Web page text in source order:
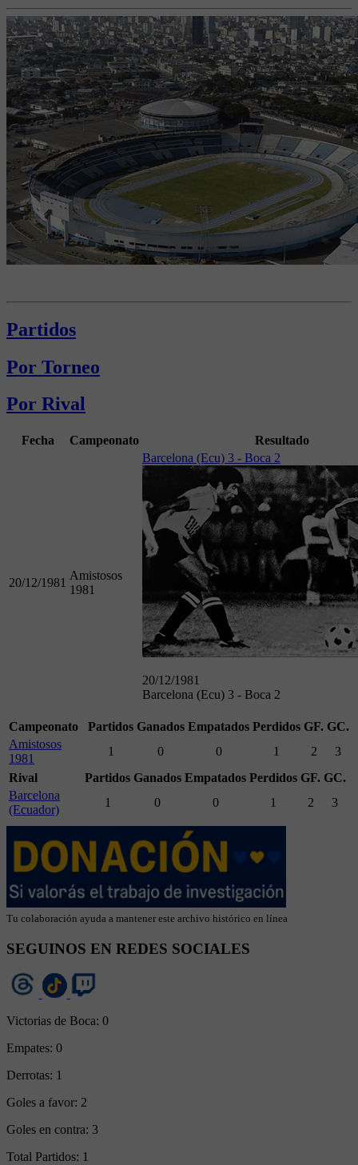
Partidos
Por Torneo
Por Rival
Fecha Campeonato Resultado
20/12/1981
Amistosos
1981
Barcelona (Ecu) 3 - Boca 2
20/12/1981
Barcelona (Ecu) 3 - Boca 2
Campeonato Partidos Ganados Empatados Perdidos GF. GC.
Amistosos
1981
1 0 0 1 2
3
Rival
Partidos Ganados Empatados Perdidos GF. GC.
Barcelona
(Ecuador)
1 0 0 1 2 3
Tu colaboración ayuda a mantener este archivo histórico en línea
SEGUINOS EN REDES SOCIALES
Victorias de Boca: 0
Empates: 0
Derrotas: 1
Goles a favor: 2
Goles en contra: 3
Total Partidos: 1